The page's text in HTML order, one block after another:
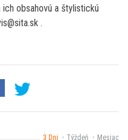
obsahovú a štylistickú
.
3 Dni Týždeň Mesiac